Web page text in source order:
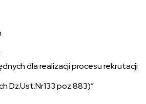
dla realizacji procesu rekrutacji
Dz.Ust.Nr133 poz.883)”